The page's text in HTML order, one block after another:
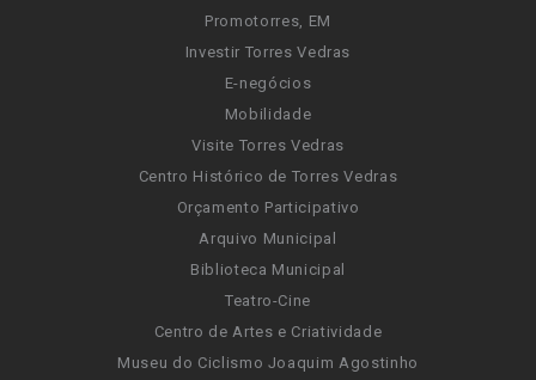
Promotorres, EM
Investir Torres Vedras
E-negócios
Mobilidade
Visite Torres Vedras
Centro Histórico de Torres Vedras
Orçamento Participativo
Arquivo Municipal
Biblioteca Municipal
Teatro-Cine
Centro de Artes e Criatividade
Museu do Ciclismo Joaquim Agostinho